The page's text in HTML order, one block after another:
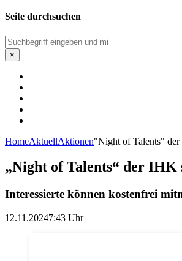
Seite durchsuchen
Suchen
×
HomeAktuellAktionen"Night of Talents"
„Night of Talents“ der IHK
Interessierte können kostenfrei
12.11.20247:43 Uhr